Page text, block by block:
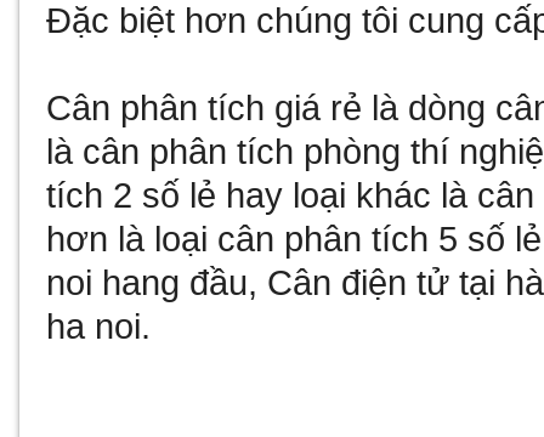
Đặc biệt hơn chúng tôi cung
Cân phân tích giá rẻ là dòng
là cân phân tích phòng thí
tích 2 số lẻ hay loại khác là cân
hơn là loại cân phân tích 5 số lẻ
noi hang đầu, Cân điện tử tại
ha noi.